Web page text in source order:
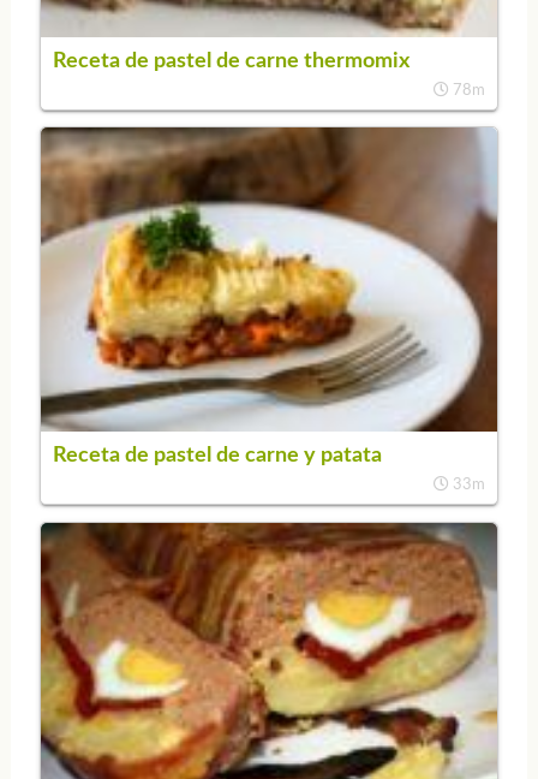
Receta de pastel de carne thermomix
78m
Receta de pastel de carne y patata
33m